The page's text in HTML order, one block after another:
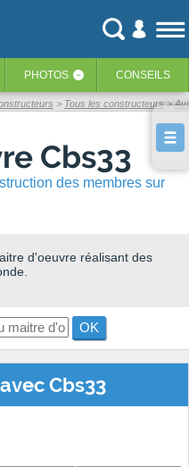
PHOTOS ‹ CONSEILS
Tous les constructeurs
Cbs33
des membres sur
d'oeuvre réalisant des
OK
Cbs33